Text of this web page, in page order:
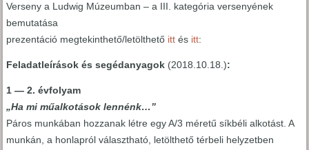
Verseny a Ludwig Múzeumban – a III. kategória versenyének
bemutatása
prezentáció megtekinthető/letölthető itt és itt:
Feladatleírások és segédanyagok (2018.10.18.):
1 — 2. évfolyam
„Ha mi műalkotások lennénk…”
Páros munkában hozzanak létre egy A/3 méretű síkbéli alkotást. A
munkán, a honlapról választható, letölthető térbeli helyzetben